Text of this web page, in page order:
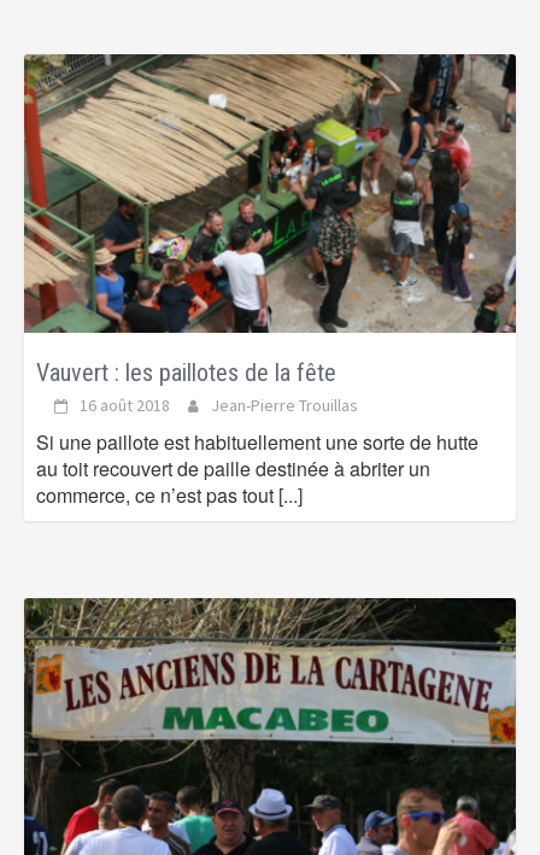
Vauvert : les paillotes de la fête
16 août 2018 Jean-Pierre Trouillas
Si une paillote est habituellement une sorte de hutte
au toit recouvert de paille destinée à abriter un
commerce, ce n’est pas tout [...]